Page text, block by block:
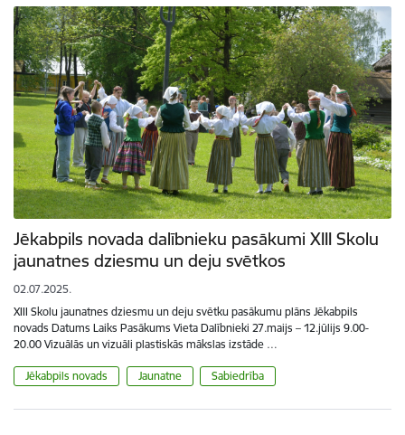
Jēkabpils novada dalībnieku pasākumi XIII Skolu
jaunatnes dziesmu un deju svētkos
02.07.2025.
XIII Skolu jaunatnes dziesmu un deju svētku pasākumu plāns Jēkabpils
novads Datums Laiks Pasākums Vieta Dalībnieki 27.maijs – 12.jūlijs 9.00-
20.00 Vizuālās un vizuāli plastiskās mākslas izstāde …
Jēkabpils novads Jaunatne Sabiedrība